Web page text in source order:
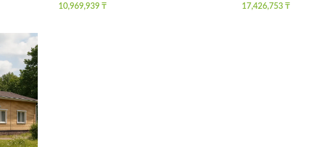
10,969,939 ₸ 17,426,753 ₸